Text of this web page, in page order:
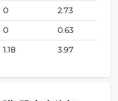
0 2.73
0 0.63
1.18 3.97